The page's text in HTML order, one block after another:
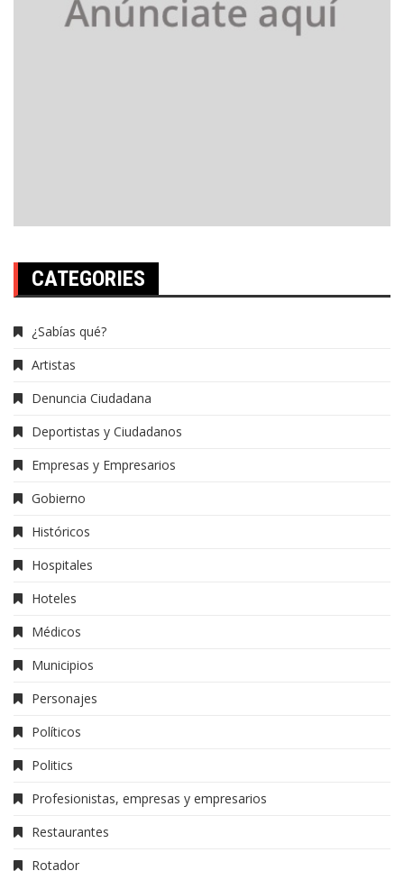
CATEGORIES
¿Sabías qué?
Artistas
Denuncia Ciudadana
Deportistas y Ciudadanos
Empresas y Empresarios
Gobierno
Históricos
Hospitales
Hoteles
Médicos
Municipios
Personajes
Políticos
Politics
Profesionistas, empresas y empresarios
Restaurantes
Rotador